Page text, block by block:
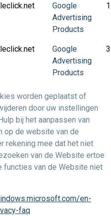
Google
Advertising
Products
Google
Advertising
Products
worden geplaatst of
door uw instellingen
bij het aanpassen van
op de website van de
rekening mee dat het niet
van de Website ertoe
functies van de Website niet
en-
faq